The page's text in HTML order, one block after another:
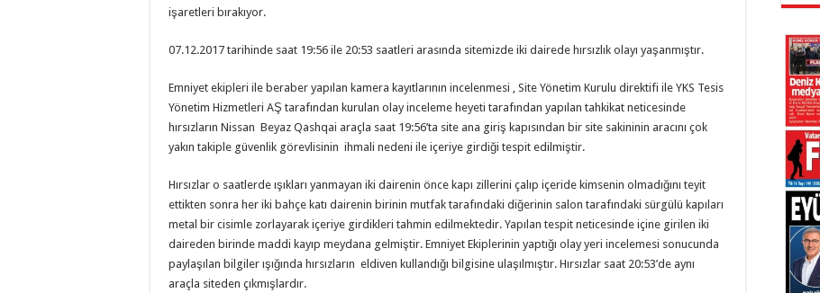
işaretleri bırakıyor.
07.12.2017 tarihinde saat 19:56 ile 20:53 saatleri arasında sitemizde iki dairede hırsızlık olayı yaşanmıştır.
Emniyet ekipleri ile beraber yapılan kamera kayıtlarının incelenmesi , Site Yönetim Kurulu direktifi ile YKS Tesis
Yönetim Hizmetleri AŞ tarafından kurulan olay inceleme heyeti tarafından yapılan tahkikat neticesinde
hırsızların Nissan Beyaz Qashqai araçla saat 19:56’ta site ana giriş kapısından bir site sakininin aracını çok
yakın takiple güvenlik görevlisinin ihmali nedeni ile içeriye girdiği tespit edilmiştir.
Hırsızlar o saatlerde ışıkları yanmayan iki dairenin önce kapı zillerini çalıp içeride kimsenin olmadığını teyit
ettikten sonra her iki bahçe katı dairenin birinin mutfak tarafındaki diğerinin salon tarafındaki sürgülü kapıları
metal bir cisimle zorlayarak içeriye girdikleri tahmin edilmektedir. Yapılan tespit neticesinde içine girilen iki
daireden birinde maddi kayıp meydana gelmiştir. Emniyet Ekiplerinin yaptığı olay yeri incelemesi sonucunda
paylaşılan bilgiler ışığında hırsızların eldiven kullandığı bilgisine ulaşılmıştır. Hırsızlar saat 20:53’de aynı
araçla siteden çıkmışlardır.